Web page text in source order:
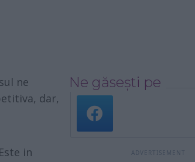
ne
dar,
Este in
Ne găsești pe